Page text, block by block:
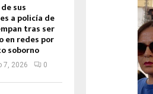
sus
a policía de
tras ser
en redes por
soborno
7, 2026 0